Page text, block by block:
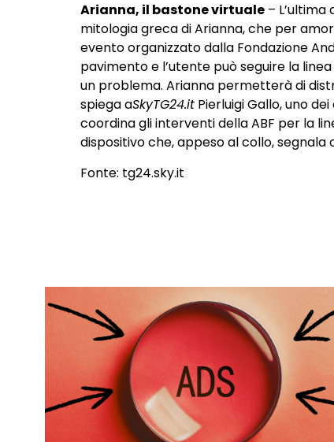
Arianna, il bastone virtuale –
mitologia greca di Arianna, che per
evento organizzato dalla Fondazione
pavimento e l’utente può seguire la
un problema. Arianna permetterà di
spiega aSkyTG24.it Pierluigi Gallo, uno
coordina gli interventi della ABF per la
dispositivo che, appeso al collo,
Fonte: tg24.sky.it